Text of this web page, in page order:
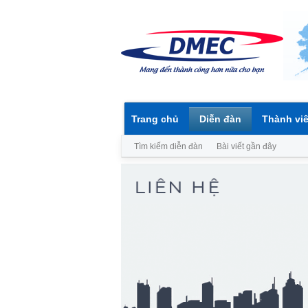
Trang chủ Diễn đàn
Tìm kiếm diễn đàn Bài viết gần đây
Thành